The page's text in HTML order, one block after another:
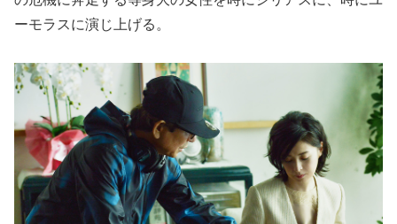
ーモラスに演じ上げる。